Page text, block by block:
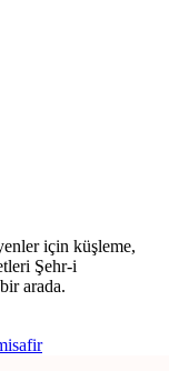
için küşleme,
Şehr-i
arada.